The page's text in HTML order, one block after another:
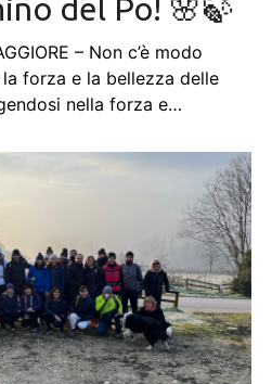
del Po! 🌸🍃
– Non c’è modo
forza e la bellezza delle
nella forza e…